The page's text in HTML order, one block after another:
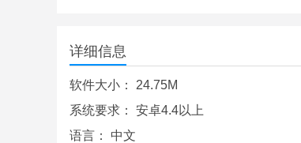
美可发型app测评
想要感受一下美美的图片吗，想要智能
详细信息
软件大小： 24.75M
系统要求： 安卓4.4以上
语言： 中文